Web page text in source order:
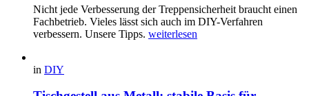
Nicht jede Verbesserung der Treppensicherheit braucht einen
Fachbetrieb. Vieles lässt sich auch im DIY-Verfahren
verbessern. Unsere Tipps. weiterlesen
in DIY